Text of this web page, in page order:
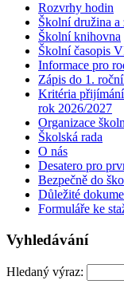
Rozvrhy hodin
Školní družina
Školní knihovna
Školní časopis
Informace pro
Zápis do 1.
Kritéria
rok 2026/2027
Organizace
Školská rada
O nás
Desatero pro
Bezpečně do
Důležité
Formuláře ke
Vyhledávání
Hledaný výraz: